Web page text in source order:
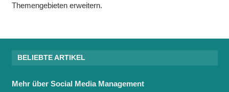
Themengebieten erweitern.
BELIEBTE ARTIKEL
Mehr über Social Media Management